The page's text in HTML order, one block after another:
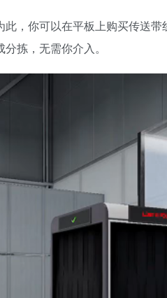
，你可以在平板上购买传送
拣，无需你介入。